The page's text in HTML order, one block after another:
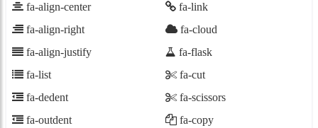
fa-align-center
fa-align-right
fa-align-justify
fa-list
fa-dedent
fa-outdent
fa-link
fa-cloud
fa-flask
fa-cut
fa-scissors
fa-copy